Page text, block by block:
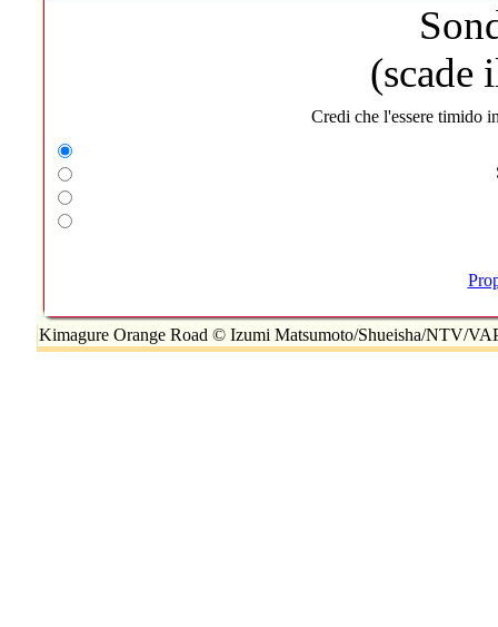
(scade
Credi che l'essere timido
Kimagure Orange Road © Izumi Matsumoto/Shueisha/NTV/